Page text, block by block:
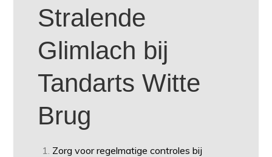
Stralende
Glimlach bij
Tandarts Witte
Brug
Zorg voor regelmatige controles bij